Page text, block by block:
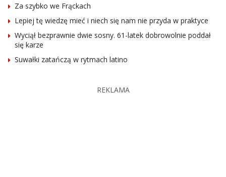
Za szybko we Frąckach
Lepiej tę wiedzę mieć i niech się nam nie przyda w praktyce
Wyciął bezprawnie dwie sosny. 61-latek dobrowolnie poddał
się karze
Suwałki zatańczą w rytmach latino
REKLAMA